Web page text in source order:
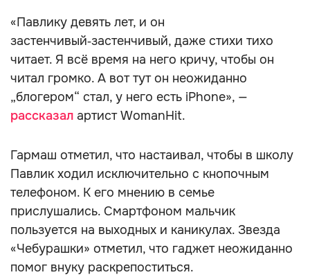
«Павлику девять лет, и он
застенчивый‑застенчивый, даже стихи тихо
читает. Я всё время на него кричу, чтобы он
читал громко. А вот тут он неожиданно
„блогером“ стал, у него есть iPhone», —
рассказал артист WomanHit.
Гармаш отметил, что настаивал, чтобы в школу
Павлик ходил исключительно с кнопочным
телефоном. К его мнению в семье
прислушались. Смартфоном мальчик
пользуется на выходных и каникулах. Звезда
«Чебурашки» отметил, что гаджет неожиданно
помог внуку раскрепоститься.